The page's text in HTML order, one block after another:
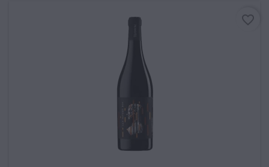
favorite_border